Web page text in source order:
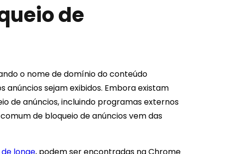
de
o nome de domínio do conteúdo
anúncios sejam exibidos. Embora existam
de anúncios, incluindo programas externos
de bloqueio de anúncios vem das
longe, podem ser encontradas na Chrome